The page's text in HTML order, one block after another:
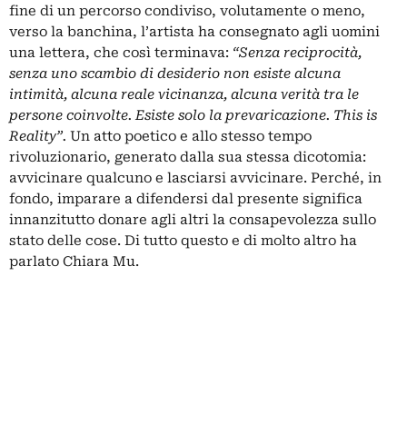
fine di un percorso condiviso, volutamente o meno,
verso la banchina, l’artista ha consegnato agli uomini
una lettera, che così terminava: “Senza reciprocità,
senza uno scambio di desiderio non esiste alcuna
intimità, alcuna reale vicinanza, alcuna verità tra le
persone coinvolte. Esiste solo la prevaricazione. This is
Reality”. Un atto poetico e allo stesso tempo
rivoluzionario, generato dalla sua stessa dicotomia:
avvicinare qualcuno e lasciarsi avvicinare. Perché, in
fondo, imparare a difendersi dal presente significa
innanzitutto donare agli altri la consapevolezza sullo
stato delle cose. Di tutto questo e di molto altro ha
parlato Chiara Mu.